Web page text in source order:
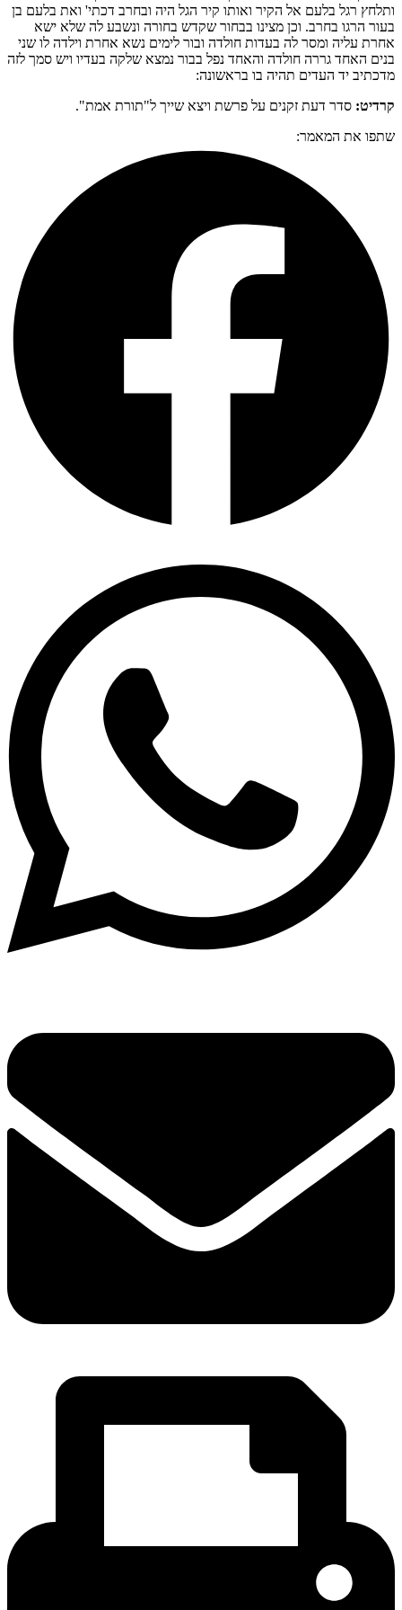
ותלחץ רגל בלעם אל הקיר ואותו קיר הגל היה ובחרב דכתי' ואת בלעם בן
בעור הרגו בחרב. וכן מצינו בבחור שקדש בחורה ונשבע לה שלא ישא
אחרת עליה ומסר לה בעדות חולדה ובור לימים נשא אחרת וילדה לו שני
בנים האחד גררה חולדה והאחד נפל בבור נמצא שלקה בעדיו ויש סמך לזה
מדכתיב יד העדים תהיה בו בראשונה:
קרדיט: סדר דעת זקנים על פרשת ויצא שייך ל"תורת אמת".
שתפו את המאמר: